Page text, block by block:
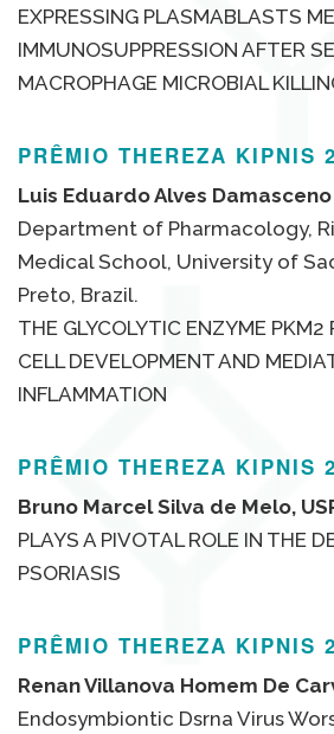
EXPRESSING PLASMABLASTS
IMMUNOSUPPRESSION AFTER
MACROPHAGE MICROBIAL
PRÊMIO THEREZA KIPNIS
Luis Eduardo Alves Damasceno
Department of Pharmacology,
Medical School, University of
Preto, Brazil.
THE GLYCOLYTIC ENZYME PKM2
CELL DEVELOPMENT AND
INFLAMMATION
PRÊMIO THEREZA KIPNIS
Bruno Marcel Silva de Melo,
PLAYS A PIVOTAL ROLE IN THE
PSORIASIS
PRÊMIO THEREZA KIPNIS
Renan Villanova Homem De
Endosymbiontic Dsrna Virus